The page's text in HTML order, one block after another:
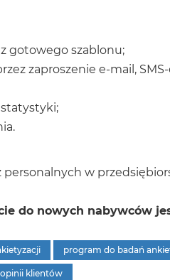
gotowego szablonu;
zaproszenie e-mail,
personalnych w
do nowych nabywców
program do badań
klientów